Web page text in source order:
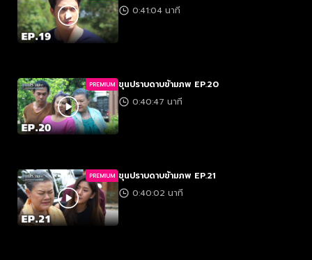
0:41:04 นาที
PREMIUM ขุนปราบดาบข้ามภพ EP.20
0:40:47 นาที
PREMIUM ขุนปราบดาบข้ามภพ EP.21
0:40:02 นาที